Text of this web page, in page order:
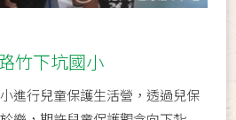
竹下坑國小
進行兒童保護生活營，透過兒保